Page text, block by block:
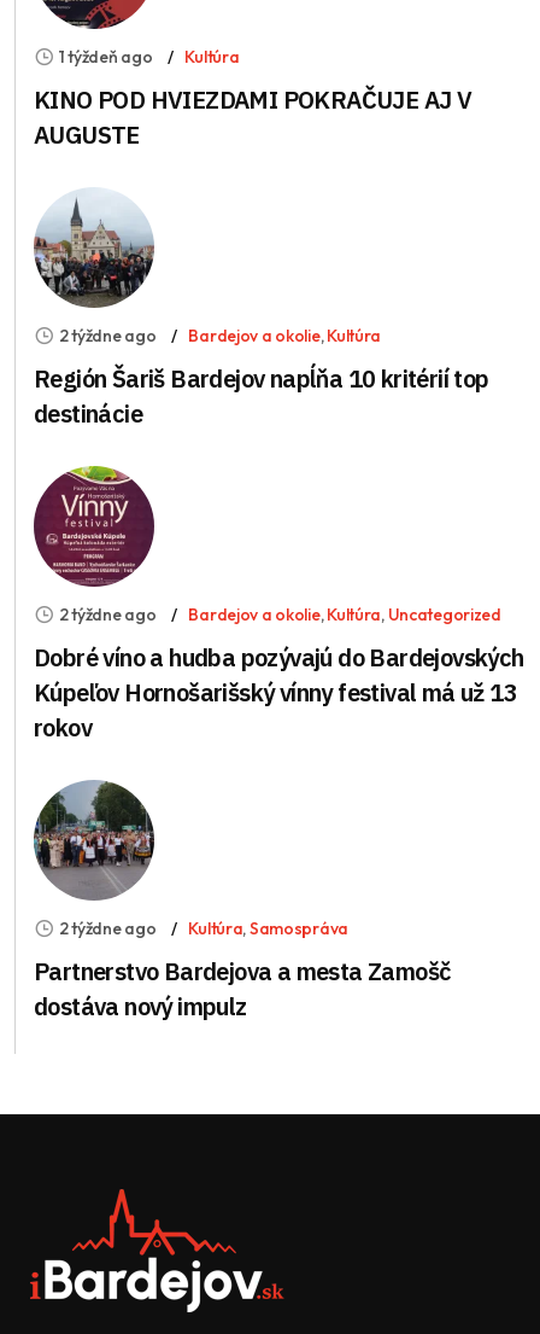
1 týždeň ago Kultúra
KINO POD HVIEZDAMI POKRAČUJE AJ V
AUGUSTE
2 týždne ago Bardejov a okolie,Kultúra
Región Šariš Bardejov napĺňa 10 kritérií top
destinácie
2 týždne ago Bardejov a okolie,Kultúra, Uncategorized
Dobré víno a hudba pozývajú do Bardejovských
Kúpeľov Hornošarišský vínny festival má už 13
rokov
2 týždne ago Kultúra,Samospráva
Partnerstvo Bardejova a mesta Zamošč
dostáva nový impulz